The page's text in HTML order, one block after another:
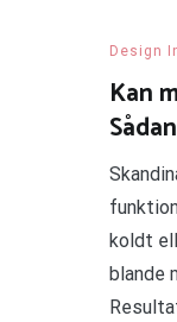
Design
Kan
koldt
blande